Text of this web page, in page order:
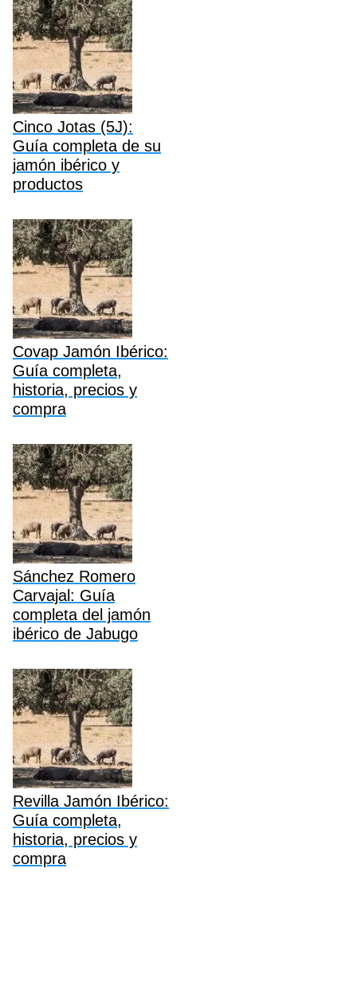
Cinco Jotas (5J):
Guía completa de su
jamón ibérico y
productos
Covap Jamón Ibérico:
Guía completa,
historia, precios y
compra
Sánchez Romero
Carvajal: Guía
completa del jamón
ibérico de Jabugo
Revilla Jamón Ibérico:
Guía completa,
historia, precios y
compra